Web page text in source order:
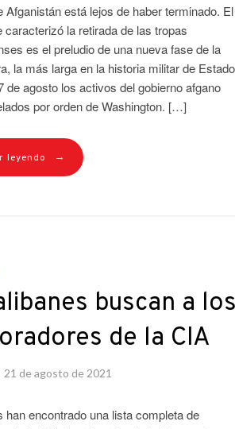
Afganistán está lejos de haber terminado. El
caracterizó la retirada de las tropas
es el preludio de una nueva fase de la
la más larga en la historia militar de
de agosto los activos del gobierno afgano
por orden de Washington. […]
leyendo →
buscan a
de la CIA
21 de agosto de 2021
han encontrado una lista completa de